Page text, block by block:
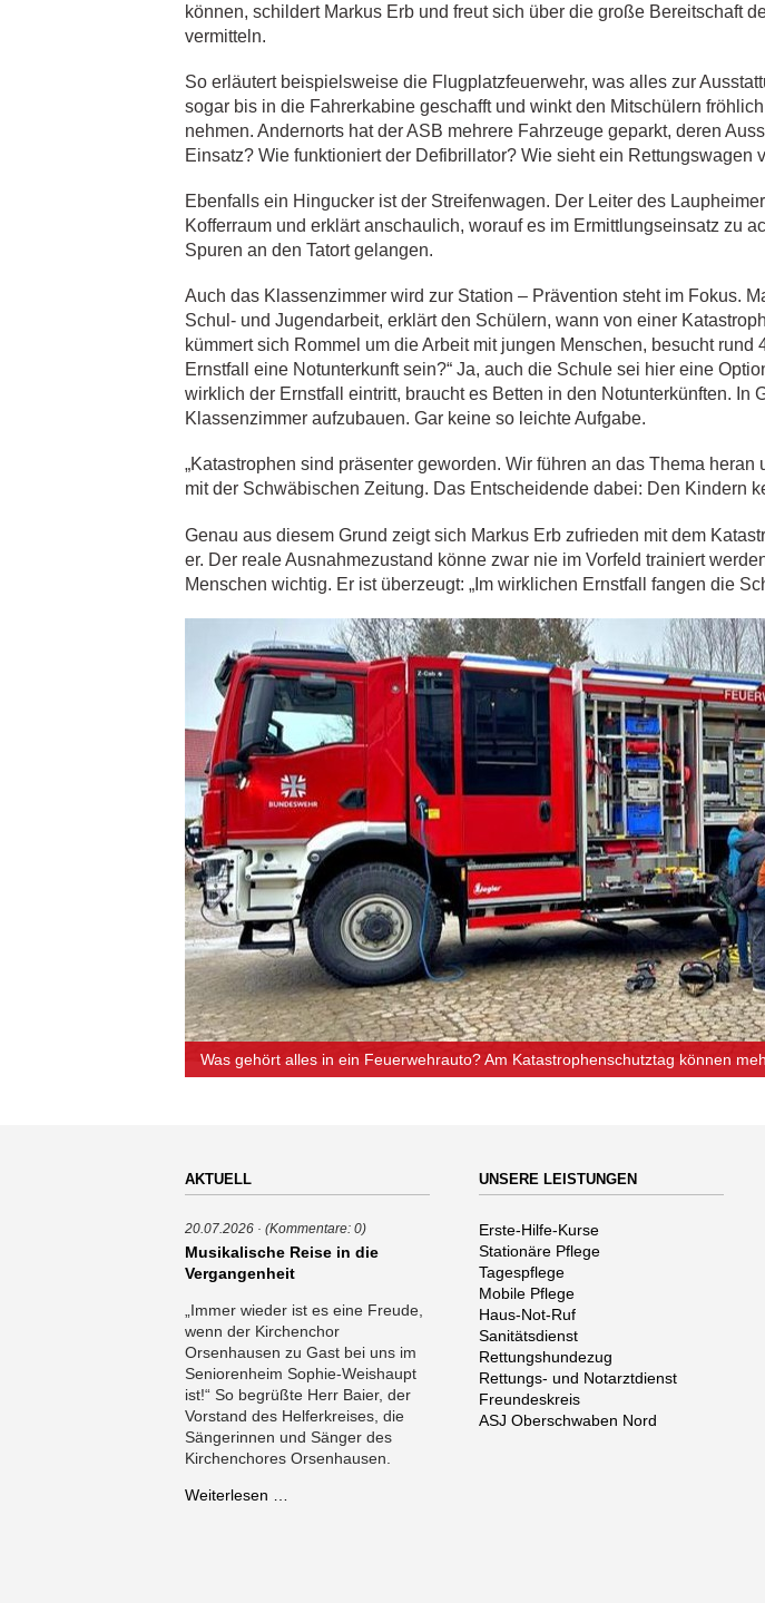
können, schildert Markus Erb und freut sich über die große Bereitschaft
vermitteln.
So erläutert beispielsweise die Flugplatzfeuerwehr, was alles zur
sogar bis in die Fahrerkabine geschafft und winkt den Mitschülern
nehmen. Andernorts hat der ASB mehrere Fahrzeuge geparkt, deren
Einsatz? Wie funktioniert der Defibrillator? Wie sieht ein Rettungswagen
Ebenfalls ein Hingucker ist der Streifenwagen. Der Leiter des
Kofferraum und erklärt anschaulich, worauf es im Ermittlungseinsatz zu
Spuren an den Tatort gelangen.
Auch das Klassenzimmer wird zur Station – Prävention steht im Fokus.
Schul- und Jugendarbeit, erklärt den Schülern, wann von einer
kümmert sich Rommel um die Arbeit mit jungen Menschen, besucht
Ernstfall eine Notunterkunft sein?“ Ja, auch die Schule sei hier eine
wirklich der Ernstfall eintritt, braucht es Betten in den Notunterkünften.
Klassenzimmer aufzubauen. Gar keine so leichte Aufgabe.
„Katastrophen sind präsenter geworden. Wir führen an das Thema
mit der Schwäbischen Zeitung. Das Entscheidende dabei: Den Kindern
Genau aus diesem Grund zeigt sich Markus Erb zufrieden mit dem
er. Der reale Ausnahmezustand könne zwar nie im Vorfeld trainiert
Menschen wichtig. Er ist überzeugt: „Im wirklichen Ernstfall fangen die
Was gehört alles in ein Feuerwehrauto? Am Katastrophenschutztag können
AKTUELL
20.07.2026 (Kommentare: 0)
Musikalische Reise in die
Vergangenheit
„Immer wieder ist es eine Freude,
wenn der Kirchenchor
Orsenhausen zu Gast bei uns im
Seniorenheim Sophie-Weishaupt
ist!“ So begrüßte Herr Baier, der
Vorstand des Helferkreises, die
Sängerinnen und Sänger des
Kirchenchores Orsenhausen.
Weiterlesen …
UNSERE LEISTUNGEN
Navigation
überspringen
Erste-Hilfe-Kurse
Stationäre Pflege
Tagespflege
Mobile Pflege
Haus-Not-Ruf
Sanitätsdienst
Rettungshundezug
Rettungs- und Notarztdienst
Freundeskreis
ASJ Oberschwaben Nord